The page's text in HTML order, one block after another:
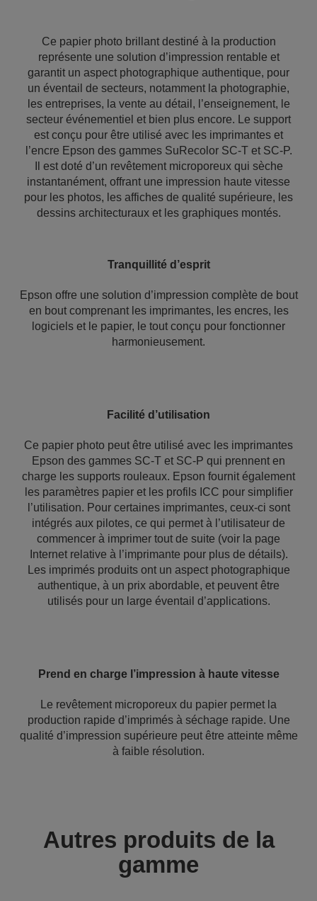
Ce papier photo brillant destiné à la production
représente une solution d’impression rentable et
garantit un aspect photographique authentique, pour
un éventail de secteurs, notamment la photographie,
les entreprises, la vente au détail, l’enseignement, le
secteur événementiel et bien plus encore. Le support
est conçu pour être utilisé avec les imprimantes et
l’encre Epson des gammes SuRecolor SC-T et SC-P.
Il est doté d’un revêtement microporeux qui sèche
instantanément, offrant une impression haute vitesse
pour les photos, les affiches de qualité supérieure, les
dessins architecturaux et les graphiques montés.
Tranquillité d’esprit
Epson offre une solution d’impression complète de bout
en bout comprenant les imprimantes, les encres, les
logiciels et le papier, le tout conçu pour fonctionner
harmonieusement.
Facilité d’utilisation
Ce papier photo peut être utilisé avec les imprimantes
Epson des gammes SC-T et SC-P qui prennent en
charge les supports rouleaux. Epson fournit également
les paramètres papier et les profils ICC pour simplifier
l’utilisation. Pour certaines imprimantes, ceux-ci sont
intégrés aux pilotes, ce qui permet à l’utilisateur de
commencer à imprimer tout de suite (voir la page
Internet relative à l’imprimante pour plus de détails).
Les imprimés produits ont un aspect photographique
authentique, à un prix abordable, et peuvent être
utilisés pour un large éventail d’applications.
Prend en charge l’impression à haute vitesse
Le revêtement microporeux du papier permet la
production rapide d’imprimés à séchage rapide. Une
qualité d’impression supérieure peut être atteinte même
à faible résolution.
Autres produits de la
gamme